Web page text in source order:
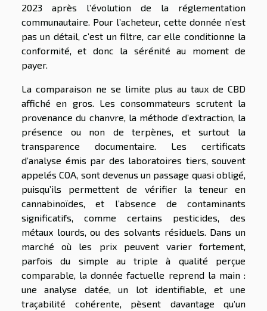
2023 après l’évolution de la réglementation
communautaire. Pour l’acheteur, cette donnée n’est
pas un détail, c’est un filtre, car elle conditionne la
conformité, et donc la sérénité au moment de
payer.
La comparaison ne se limite plus au taux de CBD
affiché en gros. Les consommateurs scrutent la
provenance du chanvre, la méthode d’extraction, la
présence ou non de terpènes, et surtout la
transparence documentaire. Les certificats
d’analyse émis par des laboratoires tiers, souvent
appelés COA, sont devenus un passage quasi obligé,
puisqu’ils permettent de vérifier la teneur en
cannabinoïdes, et l’absence de contaminants
significatifs, comme certains pesticides, des
métaux lourds, ou des solvants résiduels. Dans un
marché où les prix peuvent varier fortement,
parfois du simple au triple à qualité perçue
comparable, la donnée factuelle reprend la main :
une analyse datée, un lot identifiable, et une
traçabilité cohérente, pèsent davantage qu’un